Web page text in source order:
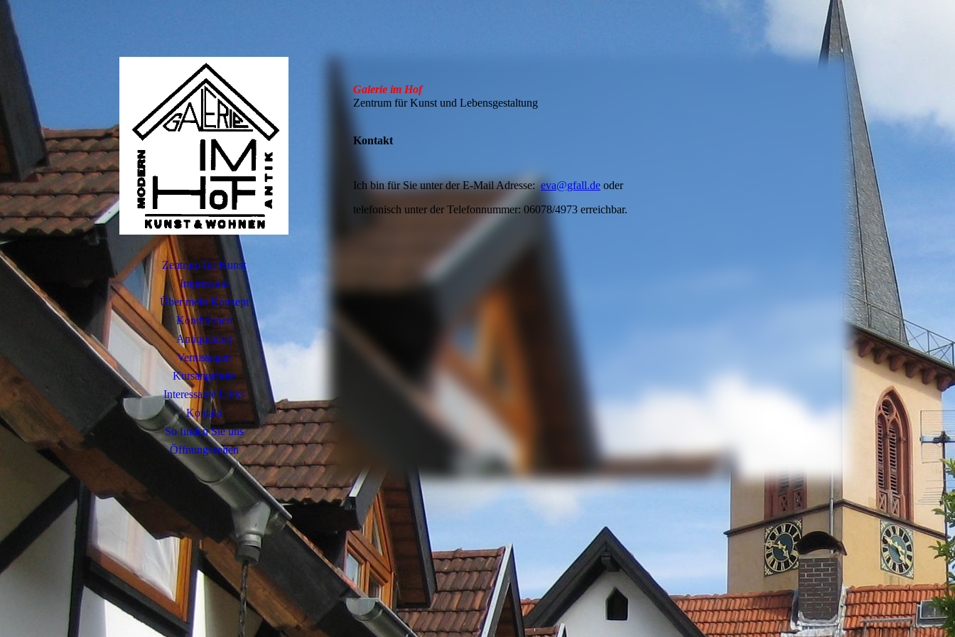
Zentrum für Kunst
Impressum
Über mein Konzept
Konditionen
Antiquitäten
Vernissagen
Kursangebote
Interessante Links
Kontakt
So finden Sie uns
Öffnungszeiten
Galerie im Hof
Zentrum für Kunst und Lebensgestaltung
Kontakt
Ich bin für Sie unter der E-Mail Adresse:eva@gfall.de oder
telefonisch unter der Telefonnummer: 06078/4973 erreichbar.